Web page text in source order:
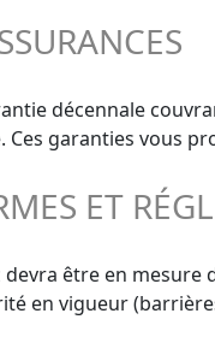
décennale
garanties vous
ET
être en
en vigueur